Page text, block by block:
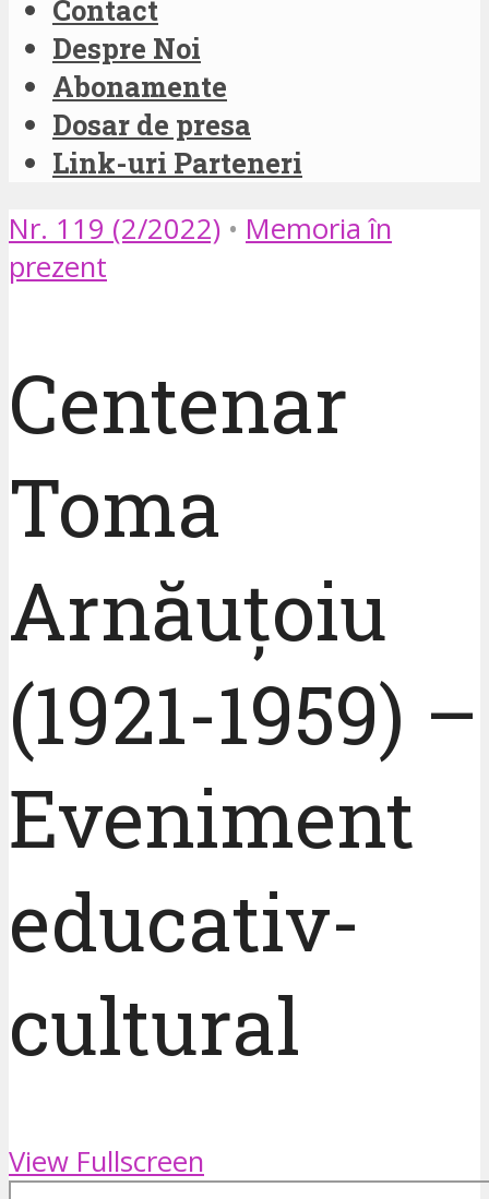
Contact
Despre Noi
Abonamente
Dosar de presa
Link-uri Parteneri
Nr. 119 (2/2022) • Memoria în
prezent
Centenar
Toma
Arnăuțoiu
(1921-1959) –
Eveniment
educativ-
cultural
View Fullscreen